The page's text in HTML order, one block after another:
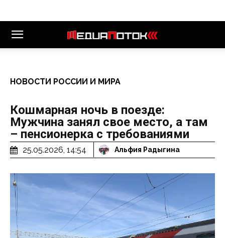
НОВОСТИ РОССИИ И МИРА
Кошмарная ночь в поезде:
Мужчина занял свое место, а там
– пенсионерка с требованиями
25.05.2026, 14:54 Альфия Радыгина